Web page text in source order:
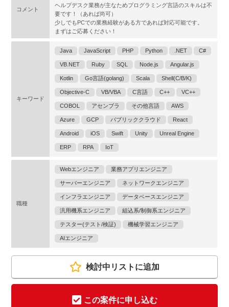
コメント
ヘルプデスク業務が主なためプログラミング言語のスキルは不
要です！（あれば尚可）
少しでもPCでの業務経験がある方であれば対応可能です。
まずはご応募ください！
キーワード
Java JavaScript PHP Python .NET C#
VB.NET Ruby SQL Node.js Angular.js
Kotlin Go言語(golang) Scala Shell(C/B/K)
Objective-C VB/VBA C言語 C++ VC++
COBOL アセンブラ その他言語 AWS
Azure GCP パブリッククラウド React
Android iOS Swift Unity Unreal Engine
ERP RPA IoT
職種
Webエンジニア 業務アプリエンジニア
サーバーエンジニア ネットワークエンジニア
インフラエンジニア データベースエンジニア
汎用機系エンジニア 組込系/制御系エンジニア
テスター(テスト/検証) 機械学習エンジニア
AIエンジニア
検討中リストに追加
この案件に申し込む